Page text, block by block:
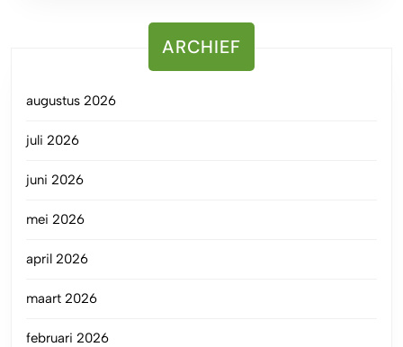
ARCHIEF
augustus 2026
juli 2026
juni 2026
mei 2026
april 2026
maart 2026
februari 2026